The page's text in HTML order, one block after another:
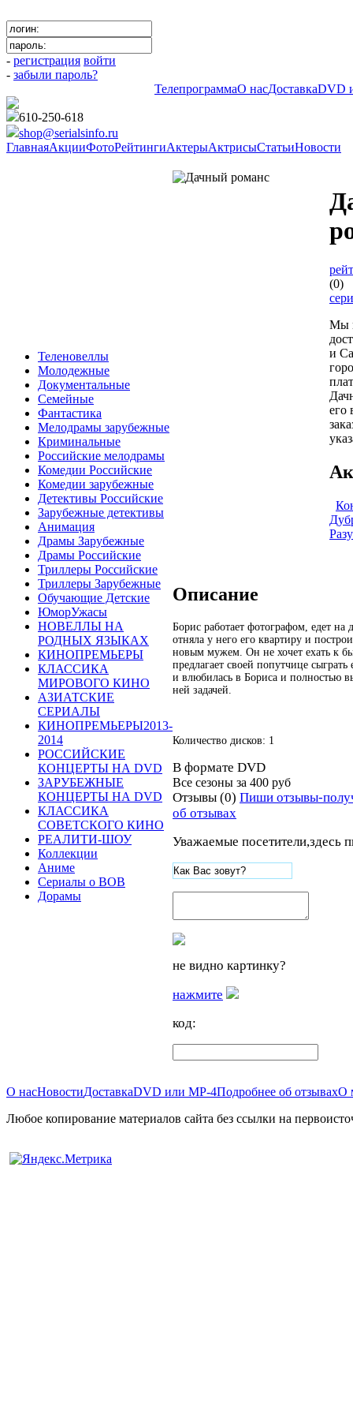
- регистрация войти
- забыли пароль?
ТелепрограммаО насДоставкаDVD
610-250-618
shop@serialsinfo.ru
ГлавнаяАкцииФотоРейтингиАктерыАктрисыСтатьиНовости
Теленовеллы
Молодежные
Документальные
Семейные
Фантастика
Мелодрамы зарубежные
Криминальные
Российские мелодрамы
Комедии Российские
Комедии зарубежные
Детективы Российские
Зарубежные детективы
Анимация
Драмы Зарубежные
Драмы Российские
Триллеры Российские
Триллеры Зарубежные
Обучающие Детские
ЮморУжасы
НОВЕЛЛЫ НА
РОДНЫХ ЯЗЫКАХ
КИНОПРЕМЬЕРЫ
КЛАССИКА
МИРОВОГО КИНО
АЗИАТСКИЕ
СЕРИАЛЫ
КИНОПРЕМЬЕРЫ2013-
2014
РОССИЙСКИЕ
КОНЦЕРТЫ НА DVD
ЗАРУБЕЖНЫЕ
КОНЦЕРТЫ НА DVD
КЛАССИКА
СОВЕТСКОГО КИНО
РЕАЛИТИ-ШОУ
Коллекции
Аниме
Сериалы о ВОВ
Дорамы
(0)
Мы
и
его
Описание
Борис работает фотографом, едет на
отняла у него его квартиру и
новым мужем. Он не хочет ехать к
предлагает своей попутчице
и влюбилась в Бориса и полностью
ней задачей.
Количество дисков: 1
В формате DVD
Все сезоны за 400 руб
Отзывы (0) Пиши отзывы-
об отзывах
Уважаемые посетители,здесь
не видно картинку?
нажмите
код:
О насНовостиДоставкаDVD или MP-4Подробнее об отзывахО
Любое копирование материалов сайта без ссылки на